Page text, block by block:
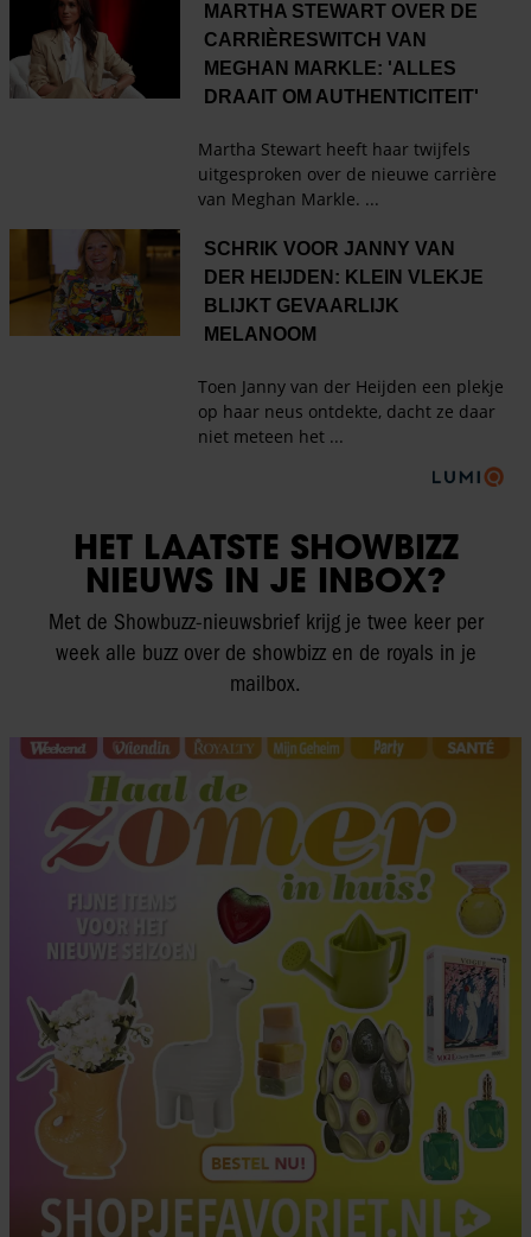
HET LAATSTE SHOWBIZZ
NIEUWS IN JE INBOX?
Met de Showbuzz-nieuwsbrief krijg je twee keer per
week alle buzz over de showbizz en de royals in je
mailbox.